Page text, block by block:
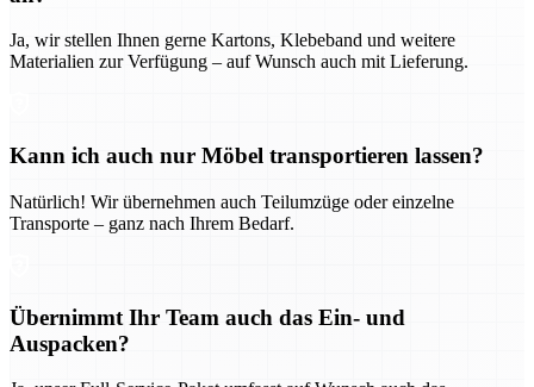
Ja, wir stellen Ihnen gerne Kartons, Klebeband und weitere
Materialien zur Verfügung – auf Wunsch auch mit Lieferung.
Kann ich auch nur Möbel transportieren lassen?
Natürlich! Wir übernehmen auch Teilumzüge oder einzelne
Transporte – ganz nach Ihrem Bedarf.
Übernimmt Ihr Team auch das Ein- und
Auspacken?